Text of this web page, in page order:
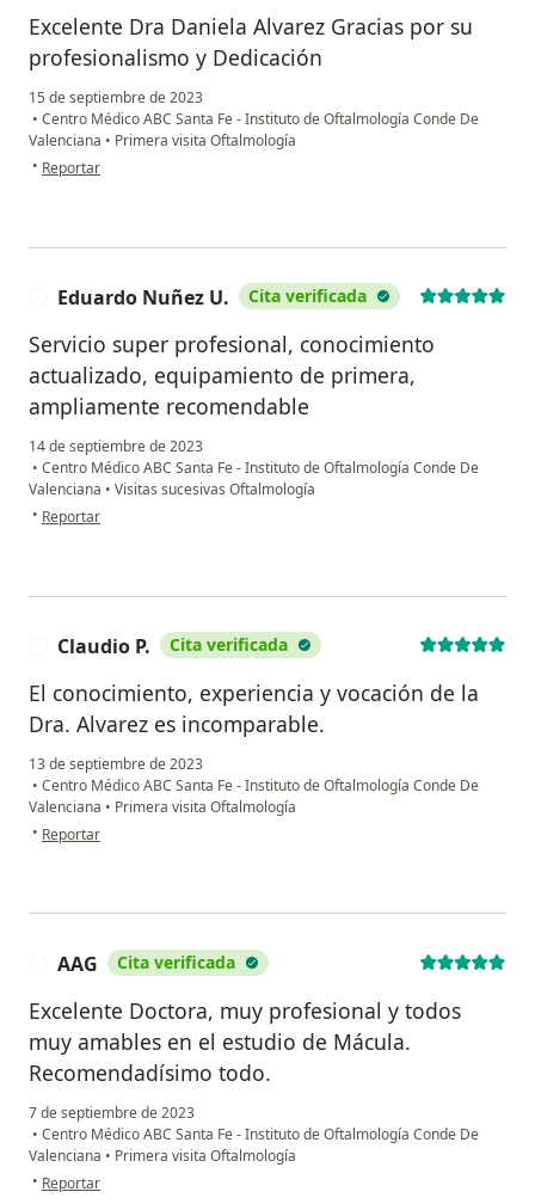
Excelente Dra Daniela Alvarez Gracias por su
profesionalismo y Dedicación
15 de septiembre de 2023
• Centro Médico ABC Santa Fe - Instituto de Oftalmología Conde De
Valenciana • Primera visita Oftalmología
• en opinión del usuario Raul
Reportar
Eduardo Nuñez U. Cita verificada
Servicio super profesional, conocimiento
actualizado, equipamiento de primera,
ampliamente recomendable
14 de septiembre de 2023
• Centro Médico ABC Santa Fe - Instituto de Oftalmología Conde De
Valenciana • Visitas sucesivas Oftalmología
• en opinión del usuario Eduardo Nuñez U.
Reportar
Claudio P. Cita verificada
El conocimiento, experiencia y vocación de la
Dra. Alvarez es incomparable.
13 de septiembre de 2023
• Centro Médico ABC Santa Fe - Instituto de Oftalmología Conde De
Valenciana • Primera visita Oftalmología
• en opinión del usuario Claudio P.
Reportar
AAG Cita verificada
Excelente Doctora, muy profesional y todos
muy amables en el estudio de Mácula.
Recomendadísimo todo.
7 de septiembre de 2023
• Centro Médico ABC Santa Fe - Instituto de Oftalmología Conde De
Valenciana • Primera visita Oftalmología
• en opinión del usuario AAG
Reportar